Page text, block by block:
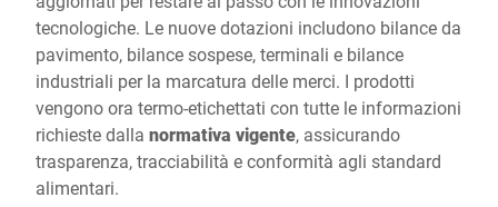
tecnologiche. Le nuove dotazioni includono bilance da
pavimento, bilance sospese, terminali e bilance
industriali per la marcatura delle merci. I prodotti
vengono ora termo-etichettati con tutte le informazioni
richieste dalla normativa vigente, assicurando
trasparenza, tracciabilità e conformità agli standard
alimentari.